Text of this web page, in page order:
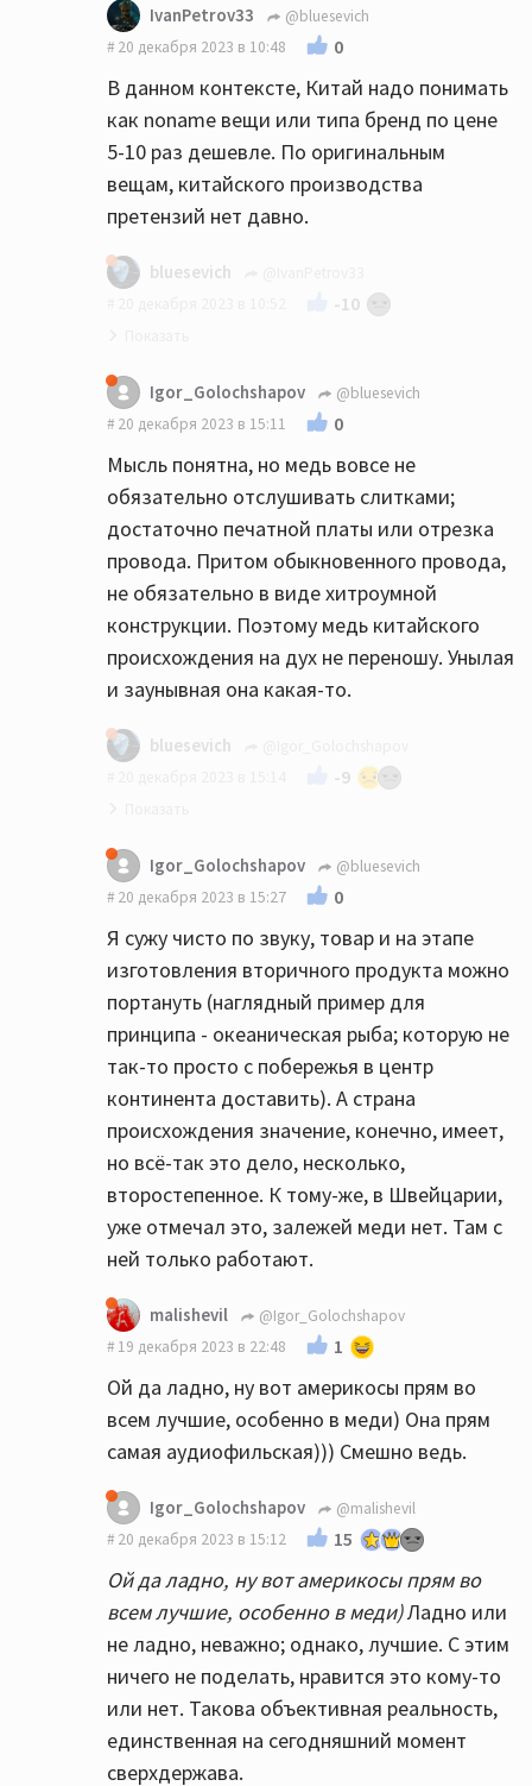
IvanPetrov33
@bluesevich
20 декабря 2023 в 10:48
0
В данном контексте, Китай надо понимать
как noname вещи или типа бренд по цене
5-10 раз дешевле. По оригинальным
вещам, китайского производства
претензий нет давно.
bluesevich
-10
Да понятно что подделка всегда
останется подделкой, что на ней не
напиши...
Igor_Golochshapov
@bluesevich
20 декабря 2023 в 15:11
0
Мысль понятна, но медь вовсе не
обязательно отслушивать слитками;
достаточно печатной платы или отрезка
провода. Притом обыкновенного провода,
не обязательно в виде хитроумной
конструкции. Поэтому медь китайского
происхождения на дух не переношу. Унылая
и заунывная она какая-то.
bluesevich
-9
Вы сначала докажите, что она именно
китайская, а швейцарская именно в горах
этой страны добыта. А не наоборот...
Igor_Golochshapov
@bluesevich
20 декабря 2023 в 15:27
0
Я сужу чисто по звуку, товар и на этапе
изготовления вторичного продукта можно
портануть (наглядный пример для
принципа - океаническая рыба; которую не
так-то просто с побережья в центр
континента доставить). А страна
происхождения значение, конечно, имеет,
но всё-так это дело, несколько,
второстепенное. К тому-же, в Швейцарии,
уже отмечал это, залежей меди нет. Там с
ней только работают.
malishevil
@Igor_Golochshapov
19 декабря 2023 в 22:48
1
Ой да ладно, ну вот америкосы прям во
всем лучшие, особенно в меди) Она прям
самая аудиофильская))) Смешно ведь.
Igor_Golochshapov
@malishevil
20 декабря 2023 в 15:12
15
Ой да ладно, ну вот америкосы прям во
всем лучшие, особенно в меди)Ладно или
не ладно, неважно; однако, лучшие. С этим
ничего не поделать, нравится это кому-то
или нет. Такова объективная реальность,
единственная на сегодняшний момент
сверхдержава.